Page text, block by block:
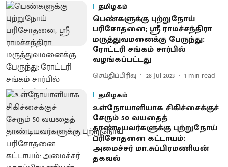
தமிழகம்
பெண்களுக்கு புற்றுநோய்
பரிசோதனை; ஸ்ரீ ராமச்சந்திரா
மருத்துவமனைக்கு பேருந்து:
ரோட்டரி சங்கம் சார்பில்
வழங்கப்பட்டது
செய்திப்பிரிவு 28 Jul 2023 1 min read
தமிழகம்
உள்நோயாளியாக சிகிச்சைக்குச்
சேரும் 50 வயதைத்
தாண்டியவர்களுக்கு புற்றுநோய்
பரிசோதனை கட்டாயம்:
அமைச்சர் மா.சுப்பிரமணியன்
தகவல்